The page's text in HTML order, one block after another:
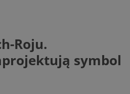
Roju.
symbol